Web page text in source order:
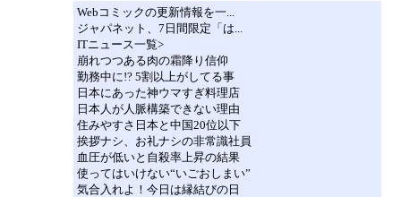
Webコミックの更新情報を一...
ジャパネット、7日間限定「は...
ITニュース一覧>
崩れつつある肉の霜降り信仰
勤務中に!? 5割以上がしてる事
日本にあった神ウマすぎ料理店
日本人が人脈構築できない理由
住みやすさ日本と中国20位以下
挨拶ナシ、お礼ナシの非常識社員
血圧が低いと自殺率上昇の結果
使ってはいけない“いごおしまい”
気合入れよ！今日は縁結びの日